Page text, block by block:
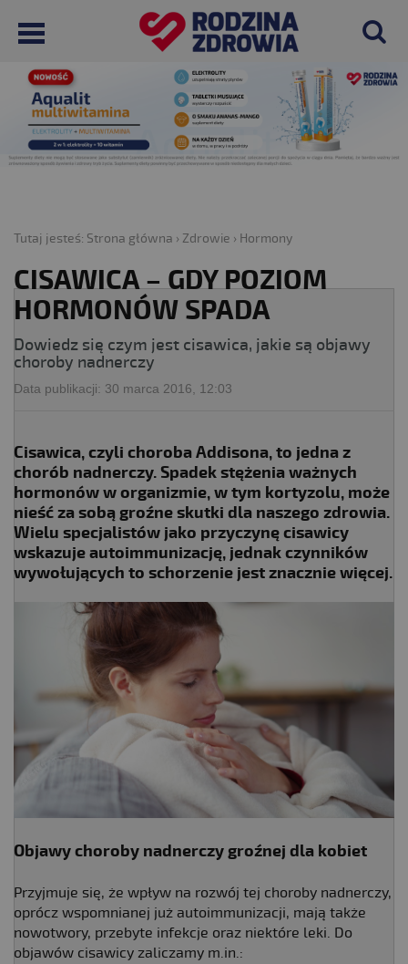
Tutaj jesteś: Strona główna › Zdrowie › Hormony
CISAWICA – GDY POZIOM
HORMONÓW SPADA
Dowiedz się czym jest cisawica, jakie są objawy
choroby nadnerczy
Data publikacji: 30 marca 2016, 12:03
Cisawica, czyli choroba Addisona, to jedna z
chorób nadnerczy. Spadek stężenia ważnych
hormonów w organizmie, w tym kortyzolu, może
nieść za sobą groźne skutki dla naszego zdrowia.
Wielu specjalistów jako przyczynę cisawicy
wskazuje autoimmunizację, jednak czynników
wywołujących to schorzenie jest znacznie więcej.
Objawy choroby nadnerczy groźnej dla kobiet
Przyjmuje się, że wpływ na rozwój tej choroby nadnerczy,
oprócz wspomnianej już autoimmunizacji, mają także
nowotwory, przebyte infekcje oraz niektóre leki. Do
objawów cisawicy zaliczamy m.in.: